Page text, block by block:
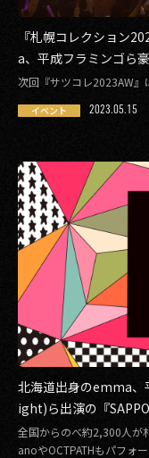
『札幌コレクション
a、平成フラミンゴら
Novelbright)らのライ
次回『サツコレ2023AW
イベント 2023.05.15
北海道出身のemma
ight)ら出演の『
R』閉幕！速報レポー
全国からのべ約2,300人が
anoやOCTPATHもパフォ